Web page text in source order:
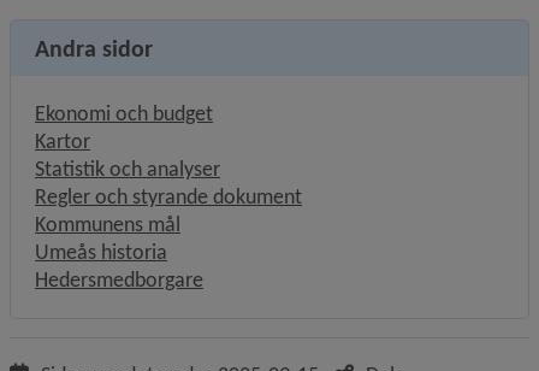
Andra sidor
Ekonomi och budget
Kartor
Statistik och analyser
Regler och styrande dokument
Kommunens mål
Umeås historia
Hedersmedborgare